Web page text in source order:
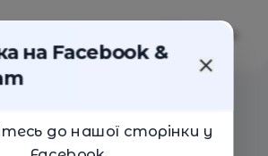
на Facebook &
до нашої сторінки у